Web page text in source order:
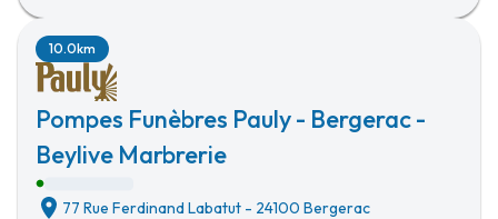
Pompes Funèbres Pauly - Bergerac -
Beylive Marbrerie
10.0km
77 Rue Ferdinand Labatut - 24100 Bergerac